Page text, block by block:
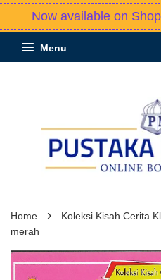
Now available on
Menu
Home ›
Koleksi Kisah Cerita
merah